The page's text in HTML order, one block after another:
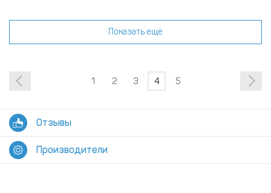
Показать ещё
1 2 3 4 5
Отзывы
Производители